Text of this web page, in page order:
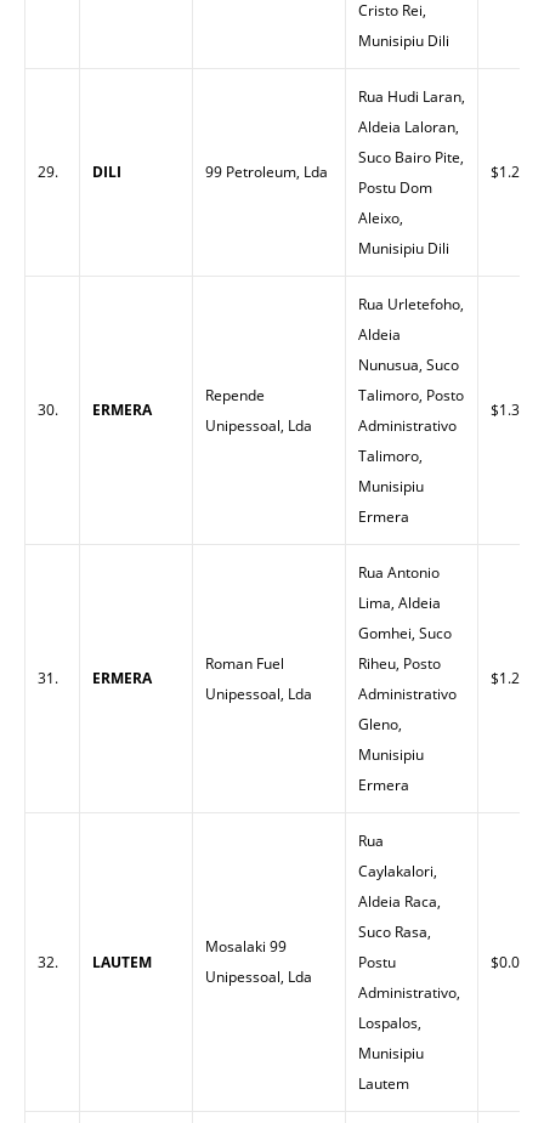
Cristo Rei,
Munisipiu Dili
29. DILI 99 Petroleum, Lda
Rua Hudi Laran,
Aldeia Laloran,
Suco Bairo Pite,
Postu Dom
Aleixo,
Munisipiu Dili
$1.28
30. ERMERA
Repende
Unipessoal, Lda
Rua Urletefoho,
Aldeia
Nunusua, Suco
Talimoro, Posto
Administrativo
Talimoro,
Munisipiu
Ermera
$1.30
31. ERMERA
Roman Fuel
Unipessoal, Lda
Rua Antonio
Lima, Aldeia
Gomhei, Suco
Riheu, Posto
Administrativo
Gleno,
Munisipiu
Ermera
$1.27
32. LAUTEM
Mosalaki 99
Unipessoal, Lda
Rua
Caylakalori,
Aldeia Raca,
Suco Rasa,
Postu
Administrativo,
Lospalos,
Munisipiu
Lautem
$0.00